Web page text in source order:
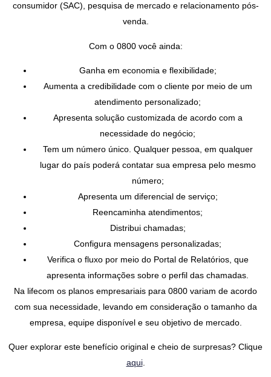
consumidor (SAC), pesquisa de mercado e relacionamento pós-
venda.
Com o 0800 você ainda:
Ganha em economia e flexibilidade;
Aumenta a credibilidade com o cliente por meio de um
atendimento personalizado;
Apresenta solução customizada de acordo com a
necessidade do negócio;
Tem um número único. Qualquer pessoa, em qualquer
lugar do país poderá contatar sua empresa pelo mesmo
número;
Apresenta um diferencial de serviço;
Reencaminha atendimentos;
Distribui chamadas;
Configura mensagens personalizadas;
Verifica o fluxo por meio do Portal de Relatórios, que
apresenta informações sobre o perfil das chamadas.
Na lifecom os planos empresariais para 0800 variam de acordo
com sua necessidade, levando em consideração o tamanho da
empresa, equipe disponível e seu objetivo de mercado.
Quer explorar este benefício original e cheio de surpresas? Clique
aqui.